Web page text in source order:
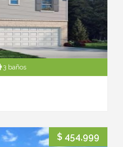
3 baños
$ 454,999